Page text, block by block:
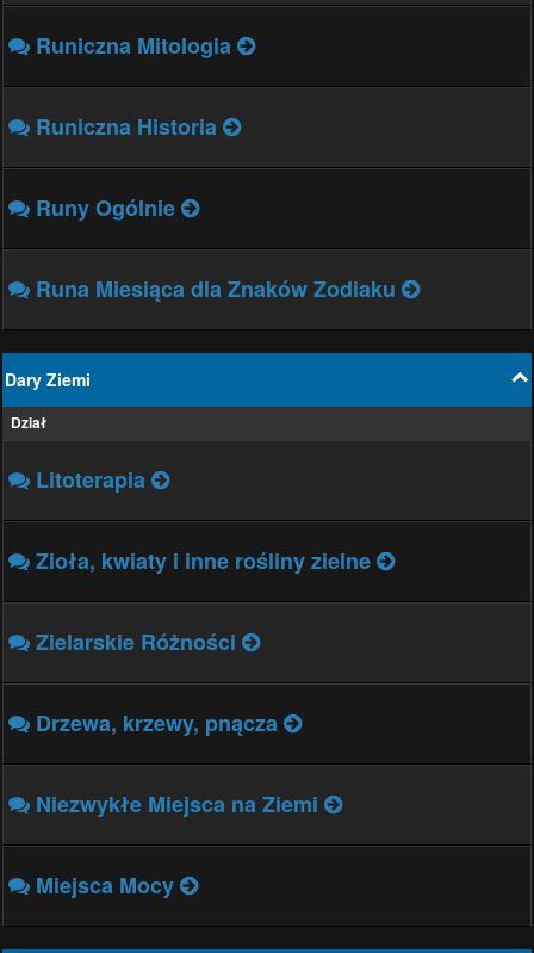
Runiczna Mitologia
Runiczna Historia
Runy Ogólnie
Runa Miesiąca dla Znaków Zodiaku
Dary Ziemi
Dział
Litoterapia
Zioła, kwiaty i inne rośliny zielne
Zielarskie Różności
Drzewa, krzewy, pnącza
Niezwykłe Miejsca na Ziemi
Miejsca Mocy